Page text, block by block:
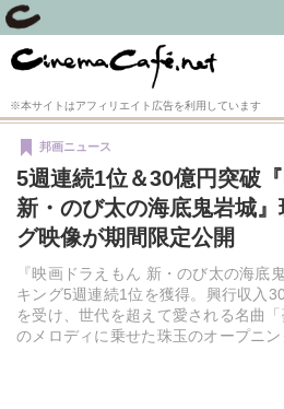
※本サイトはアフィリエイト広告を利用しています
5週連続1位＆30億円突破
新・のび太の海底鬼岩城
グ映像が期間限定公開
『映画ドラえもん 新・のび太の海底
キング5週連続1位を獲得。興行収入
を受け、世代を超えて愛される名曲
のメロディに乗せた珠玉のオープニン
邦画ニュース